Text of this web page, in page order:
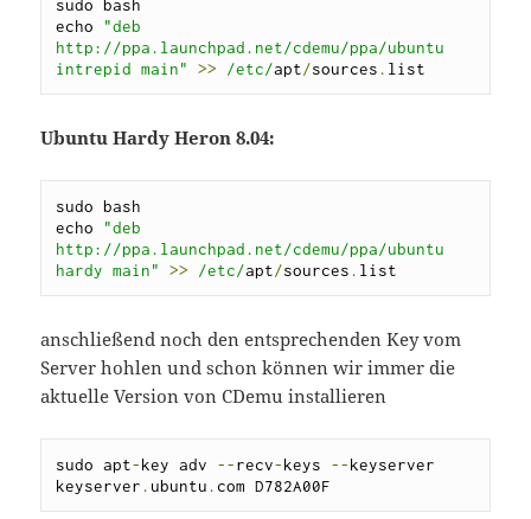
sudo bash
echo "deb
http://ppa.launchpad.net/cdemu/ppa/ubuntu
intrepid main"
>> /etc/apt/sources. list
Ubuntu Hardy Heron 8.04:
sudo bash
echo "deb
http://ppa.launchpad.net/cdemu/ppa/ubuntu
hardy main"
>> /etc/apt/sources. list
anschließend noch den entsprechenden Key vom
Server hohlen und schon können wir immer die
aktuelle Version von CDemu installieren
sudo apt-key adv --recv-keys --keyserver
keyserver. ubuntu.com D782A00F